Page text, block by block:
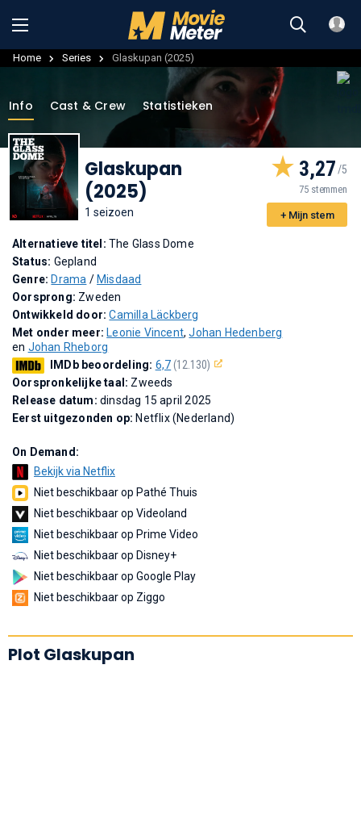
Home Series Glaskupan (2025)
Info Cast & Crew Statistieken
Glaskupan
(2025)
1 seizoen
3,27
75 stemmen
+ Mijn stem
Alternatieve titel: The Glass Dome
Status: Gepland
Genre: Drama / Misdaad
Oorsprong: Zweden
Ontwikkeld door:Camilla Läckberg
Met onder meer: Leonie Vincent,Johan Hedenberg
en Johan Rheborg
IMDb beoordeling: 6,7(12.130)
Oorspronkelijke taal: Zweeds
Release datum: dinsdag 15 april 2025
Eerst uitgezonden op: Netflix (Nederland)
On Demand:
Bekijk via Netflix
Niet beschikbaar op Pathé Thuis
Niet beschikbaar op Videoland
Niet beschikbaar op Prime Video
Niet beschikbaar op Disney+
Niet beschikbaar op Google Play
Niet beschikbaar op Ziggo
Plot Glaskupan